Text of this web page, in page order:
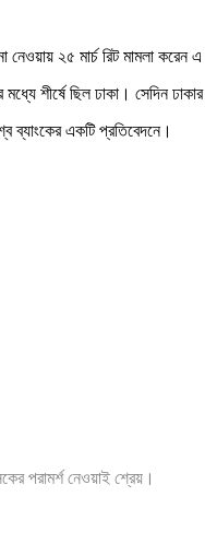
২৫ মার্চ রিট মামলা করেন
শীর্ষে ছিল ঢাকা। সেদিন
ব্যাংকের একটি প্রতিবেদনে।
পরামর্শ নেওয়াই শ্রেয়।